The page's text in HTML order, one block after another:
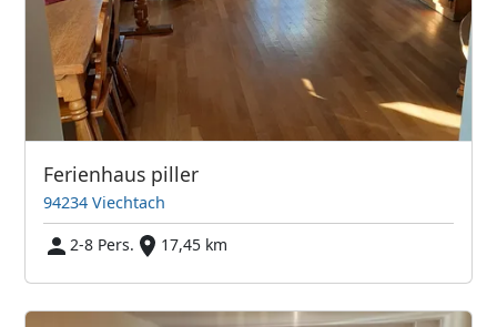
Ferienhaus piller
94234 Viechtach
2-8 Pers.
17,45 km